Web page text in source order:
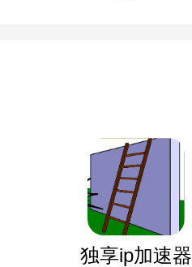
独享ip加速器